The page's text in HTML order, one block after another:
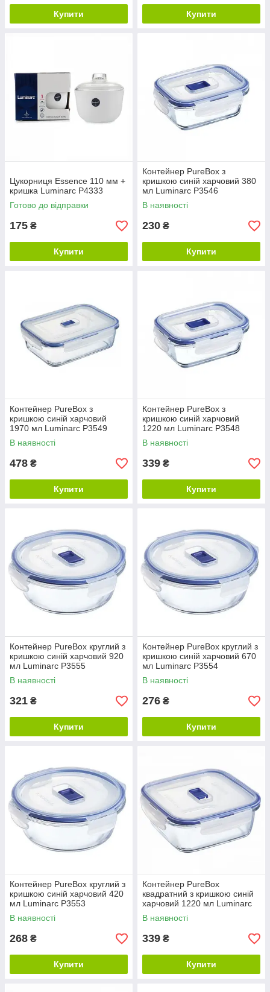
Купити Купити
Цукорниця Essence 110 мм +
кришка Luminarc P4333
Готово до відправки
175 ₴
Купити
Контейнер PureBox з
кришкою синій харчовий 380
мл Luminarc P3546
В наявності
230 ₴
Купити
Контейнер PureBox з
кришкою синій харчовий
1970 мл Luminarc P3549
В наявності
478 ₴
Купити
Контейнер PureBox з
кришкою синій харчовий
1220 мл Luminarc P3548
В наявності
339 ₴
Купити
Контейнер PureBox круглий з
кришкою синій харчовий 920
мл Luminarc P3555
В наявності
321 ₴
Купити
Контейнер PureBox круглий з
кришкою синій харчовий 670
мл Luminarc P3554
В наявності
276 ₴
Купити
Контейнер PureBox круглий з
кришкою синій харчовий 420
мл Luminarc P3553
В наявності
268 ₴
Купити
Контейнер PureBox
квадратний з кришкою синій
харчовий 1220 мл Luminarc
P3552
В наявності
339 ₴
Купити